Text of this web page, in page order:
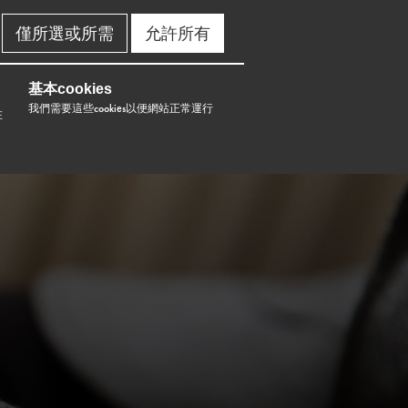
基本cookies
我們需要這些cookies以便網站正常運行
僅所選或所需 允許所有